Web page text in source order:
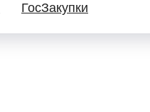
ГосЗакупки